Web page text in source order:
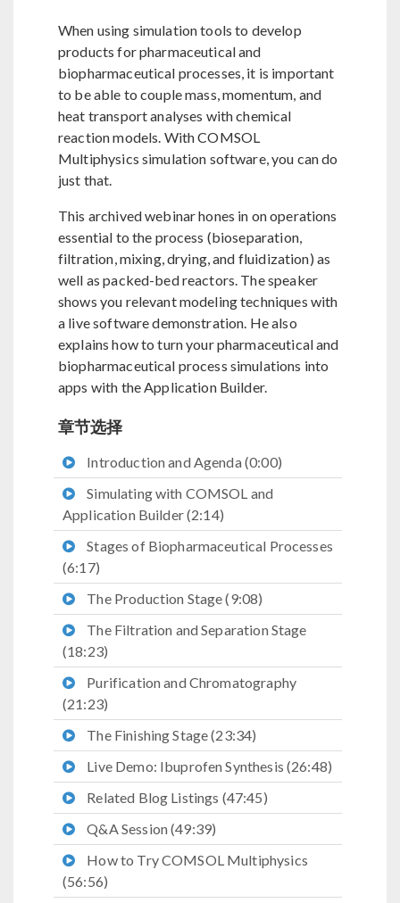
When using simulation tools to develop
products for pharmaceutical and
biopharmaceutical processes, it is important
to be able to couple mass, momentum, and
heat transport analyses with chemical
reaction models. With COMSOL
Multiphysics simulation software, you can do
just that.
This archived webinar hones in on operations
essential to the process (bioseparation,
filtration, mixing, drying, and fluidization) as
well as packed-bed reactors. The speaker
shows you relevant modeling techniques with
a live software demonstration. He also
explains how to turn your pharmaceutical and
biopharmaceutical process simulations into
apps with the Application Builder.
章节选择
Introduction and Agenda (0:00)
Simulating with COMSOL and
Application Builder (2:14)
Stages of Biopharmaceutical Processes
(6:17)
The Production Stage (9:08)
The Filtration and Separation Stage
(18:23)
Purification and Chromatography
(21:23)
The Finishing Stage (23:34)
Live Demo: Ibuprofen Synthesis (26:48)
Related Blog Listings (47:45)
Q&A Session (49:39)
How to Try COMSOL Multiphysics
(56:56)